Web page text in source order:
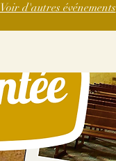
Voir d'autres événements